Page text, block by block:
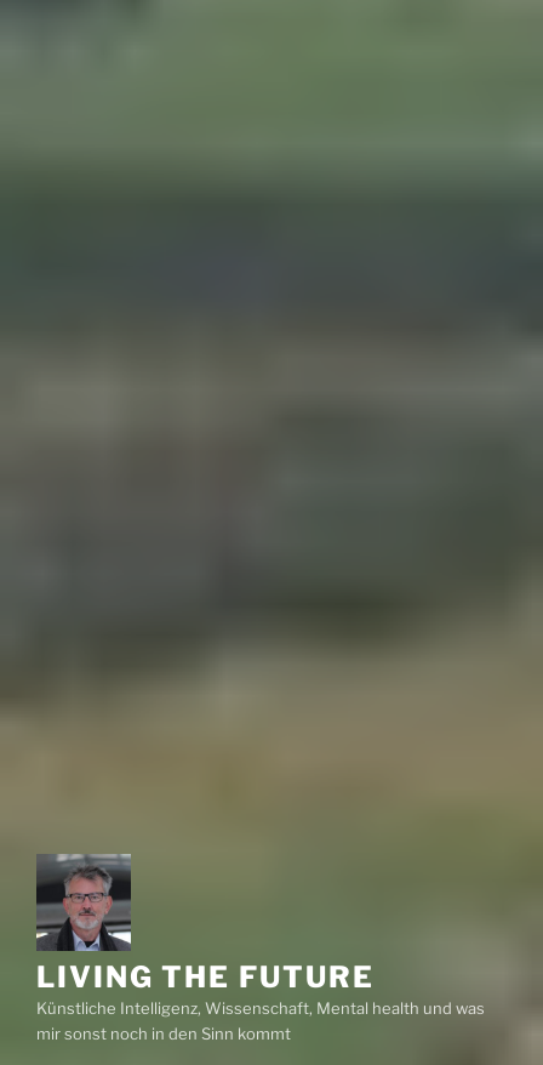
LIVING THE FUTURE
Künstliche Intelligenz, Wissenschaft, Mental health und was
mir sonst noch in den Sinn kommt